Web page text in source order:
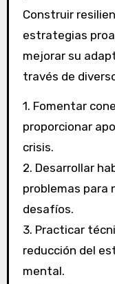
Construir
estrategias
mejorar su
través de
1. Fomentar
proporcionar
crisis.
2. Desarrollar
problemas para
desafíos.
3. Practicar
reducción del
mental.